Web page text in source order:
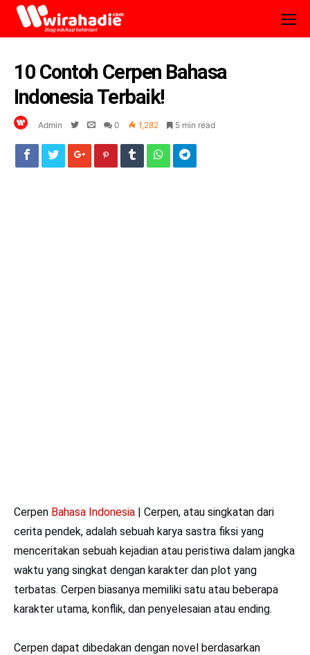
10 Contoh Cerpen Bahasa
Indonesia Terbaik!
Admin 0 1,282 5 min read
Cerpen Bahasa Indonesia | Cerpen, atau singkatan dari
cerita pendek, adalah sebuah karya sastra fiksi yang
menceritakan sebuah kejadian atau peristiwa dalam jangka
waktu yang singkat dengan karakter dan plot yang
terbatas. Cerpen biasanya memiliki satu atau beberapa
karakter utama, konflik, dan penyelesaian atau ending.
Cerpen dapat dibedakan dengan novel berdasarkan